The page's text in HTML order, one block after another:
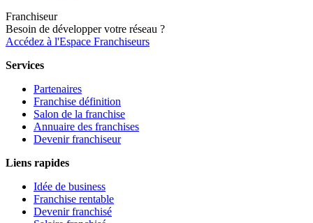
Franchiseur
Besoin de développer votre réseau ?
Accédez à l'Espace Franchiseurs
Services
Partenaires
Franchise définition
Salon de la franchise
Annuaire des franchises
Devenir franchiseur
Liens rapides
Idée de business
Franchise rentable
Devenir franchisé